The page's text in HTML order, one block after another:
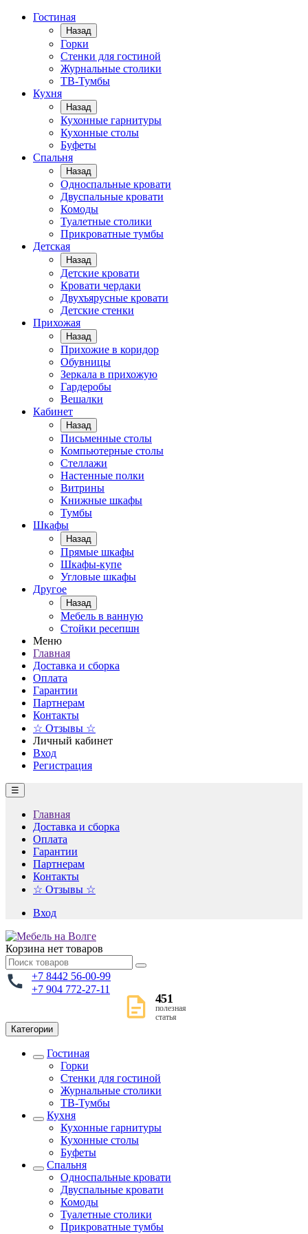
Гостиная
Назад
Горки
Стенки для гостиной
Журнальные столики
TВ-Тумбы
Кухня
Назад
Кухонные гарнитуры
Кухонные столы
Буфеты
Спальня
Назад
Односпальные кровати
Двуспальные кровати
Комоды
Туалетные столики
Прикроватные тумбы
Детская
Назад
Детские кровати
Кровати чердаки
Двухъярусные кровати
Детские стенки
Прихожая
Назад
Прихожие в коридор
Обувницы
Зеркала в прихожую
Гардеробы
Вешалки
Кабинет
Назад
Письменные столы
Компьютерные столы
Стеллажи
Настенные полки
Витрины
Книжные шкафы
Тумбы
Шкафы
Назад
Прямые шкафы
Шкафы-купе
Угловые шкафы
Другое
Назад
Мебель в ванную
Стойки ресепшн
Меню
Главная
Доставка и сборка
Оплата
Гарантии
Партнерам
Контакты
☆ Отзывы ☆
Личный кабинет
Вход
Регистрация
☰
Главная
Доставка и сборка
Оплата
Гарантии
Партнерам
Контакты
☆ Отзывы ☆
Вход
Корзина нет товаров
+7 8442 56-00-99
+7 904 772-27-11
451
полезная
статья
Категории
Гостиная
Горки
Стенки для гостиной
Журнальные столики
TВ-Тумбы
Кухня
Кухонные гарнитуры
Кухонные столы
Буфеты
Спальня
Односпальные кровати
Двуспальные кровати
Комоды
Туалетные столики
Прикроватные тумбы